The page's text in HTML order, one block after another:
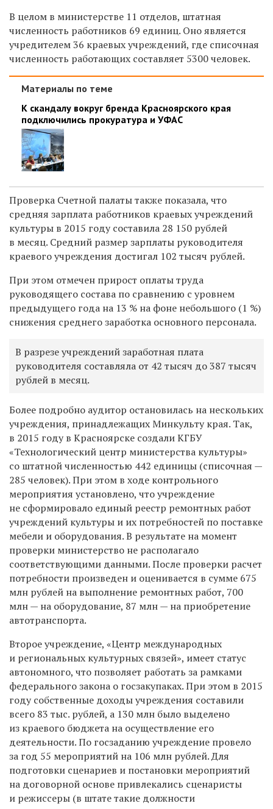
В целом в министерстве 11 отделов, штатная
численность работников 69 единиц. Оно является
учредителем 36 краевых учреждений, где списочная
численность работающих составляет 5300 человек.
Материалы по теме
К скандалу вокруг бренда Красноярского края
подключились прокуратура и УФАС
Проверка Счетной палаты также показала, что
средняя зарплата работников краевых учреждений
культуры в 2015 году составила 28 150 рублей
в месяц. Средний размер зарплаты руководителя
краевого учреждения достигал 102 тысяч рублей.
При этом отмечен прирост оплаты труда
руководящего состава по сравнению с уровнем
предыдущего года на 13 % на фоне небольшого (1 %)
снижения среднего заработка основного персонала.
В разрезе учреждений заработная плата
руководителя составляла от 42 тысяч до 387 тысяч
рублей в месяц.
Более подробно аудитор остановилась на нескольких
учреждения, принадлежащих Минкульту края. Так,
в 2015 году в Красноярске создали КГБУ
«Технологический центр министерства культуры»
со штатной численностью 442 единицы (списочная —
285 человек). При этом в ходе контрольного
мероприятия установлено, что учреждение
не сформировало единый реестр ремонтных работ
учреждений культуры и их потребностей по поставке
мебели и оборудования. В результате на момент
проверки министерство не располагало
соответствующими данными. После проверки расчет
потребности произведен и оценивается в сумме 675
млн рублей на выполнение ремонтных работ, 700
млн — на оборудование, 87 млн — на приобретение
автотранспорта.
Второе учреждение, «Центр международных
и региональных культурных связей», имеет статус
автономного, что позволяет работать за рамками
федерального закона о госзакупаках. При этом в 2015
году собственные доходы учреждения составили
всего 83 тыс. рублей, а 130 млн было выделено
из краевого бюджета на осуществление его
деятельности. По госзаданию учреждение провело
за год 55 мероприятий на 106 млн рублей. Для
подготовки сценариев и постановки мероприятий
на договорной основе привлекались сценаристы
и режиссеры (в штате такие должности